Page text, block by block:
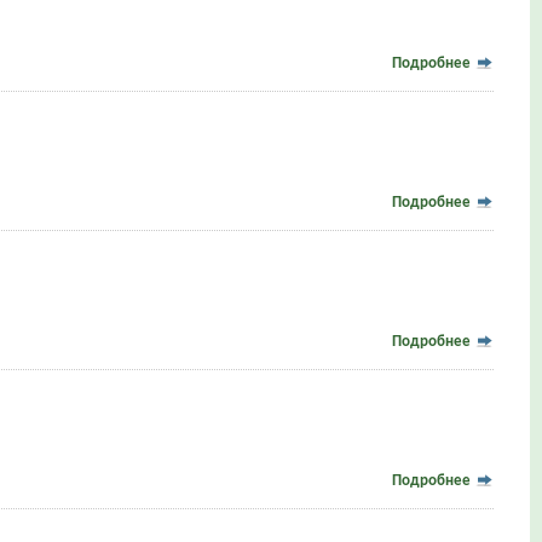
Подробнее
Подробнее
Подробнее
Подробнее